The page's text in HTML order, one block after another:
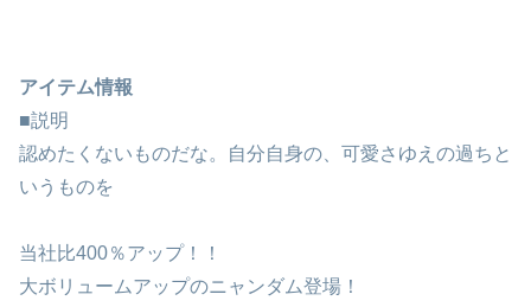
アイテム情報
■説明
認めたくないものだな。自分自身の、可愛さゆえの過ちと
いうものを
当社比400％アップ！！
大ボリュームアップのニャンダム登場！